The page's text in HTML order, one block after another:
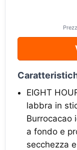
EIGHT
labbra in
Burrocacao
a fondo e
secchezza